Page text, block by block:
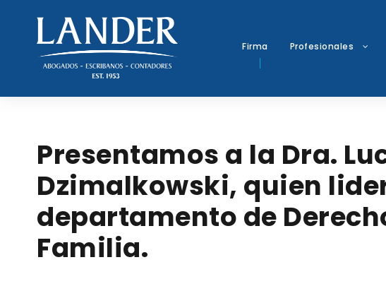
Firma Profesionales
Presentamos a la Dra.
Dzimalkowski, quien
departamento de
Familia.